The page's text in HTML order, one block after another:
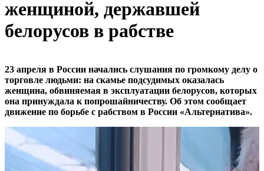
женщиной, державшей
белорусов в рабстве
23 апреля в России начались слушания по громкому делу о
торговле людьми: на скамье подсудимых оказалась
женщина, обвиняемая в эксплуатации белорусов, которых
она принуждала к попрошайничеству. Об этом сообщает
движение по борьбе с рабством в России «Альтернатива».